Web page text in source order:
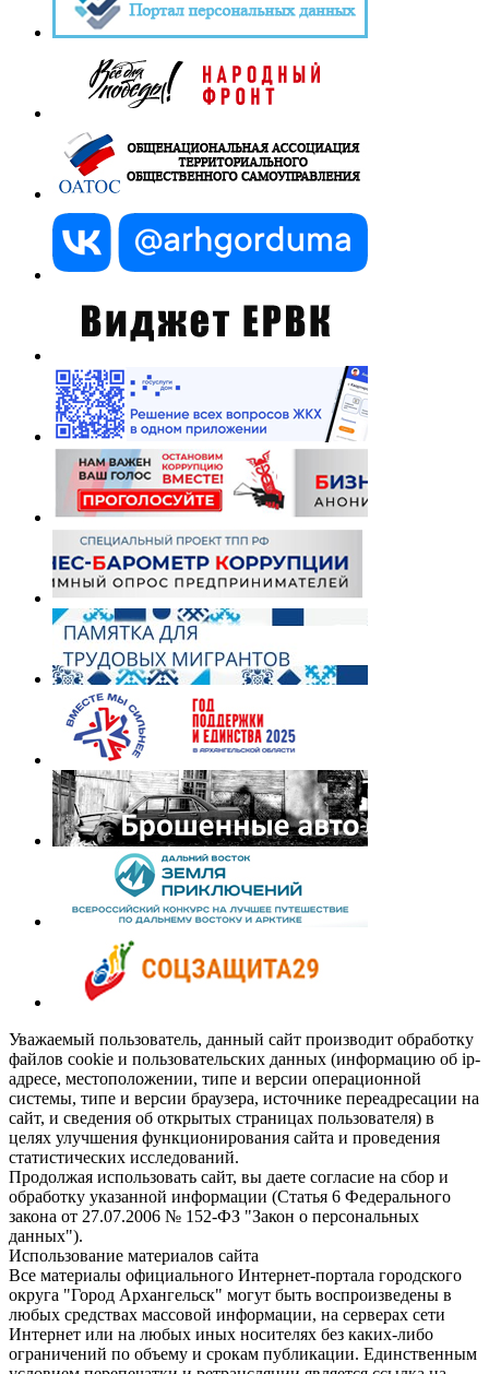
Уважаемый пользователь, данный сайт производит обработку
файлов cookie и пользовательских данных (информацию об ip-
адресе, местоположении, типе и версии операционной
системы, типе и версии браузера, источнике переадресации на
сайт, и сведения об открытых страницах пользователя) в
целях улучшения функционирования сайта и проведения
статистических исследований.
Продолжая использовать сайт, вы даете согласие на сбор и
обработку указанной информации (Статья 6 Федерального
закона от 27.07.2006 № 152-ФЗ "Закон о персональных
данных").
Использование материалов сайта
Все материалы официального Интернет-портала городского
округа "Город Архангельск" могут быть воспроизведены в
любых средствах массовой информации, на серверах сети
Интернет или на любых иных носителях без каких-либо
ограничений по объему и срокам публикации. Единственным